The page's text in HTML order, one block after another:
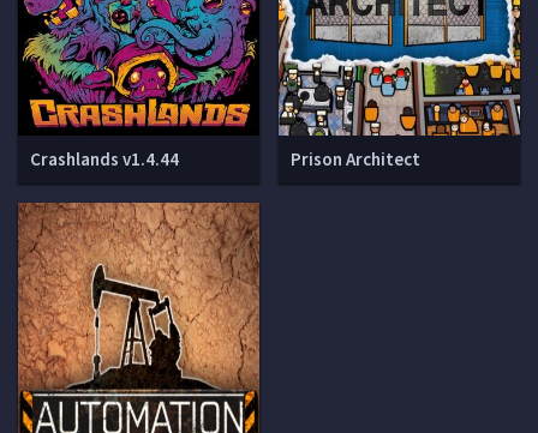
Crashlands v1.4.44 Prison Architect